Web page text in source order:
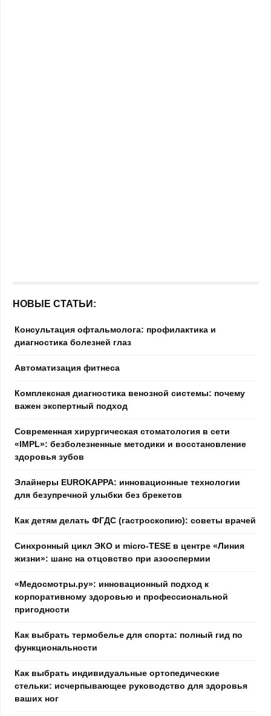
НОВЫЕ СТАТЬИ:
Консультация офтальмолога: профилактика и
диагностика болезней глаз
Автоматизация фитнеса
Комплексная диагностика венозной системы: почему
важен экспертный подход
Современная хирургическая стоматология в сети
«IMPL»: безболезненные методики и восстановление
здоровья зубов
Элайнеры EUROKAPPA: инновационные технологии
для безупречной улыбки без брекетов
Как детям делать ФГДС (гастроскопию): советы врачей
Синхронный цикл ЭКО и micro-TESE в центре «Линия
жизни»: шанс на отцовство при азооспермии
«Медосмотры.ру»: инновационный подход к
корпоративному здоровью и профессиональной
пригодности
Как выбрать термобелье для спорта: полный гид по
функциональности
Как выбрать индивидуальные ортопедические
стельки: исчерпывающее руководство для здоровья
ваших ног